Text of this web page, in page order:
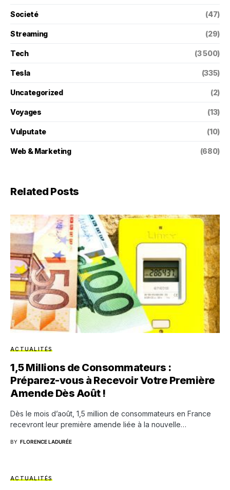
Societé (47)
Streaming (29)
Tech (3 500)
Tesla (335)
Uncategorized (2)
Voyages (13)
Vulputate (10)
Web & Marketing (680)
Related Posts
ACTUALITÉS
1,5 Millions de Consommateurs :
Préparez-vous à Recevoir Votre Première
Amende Dès Août !
Dès le mois d’août, 1,5 million de consommateurs en France
recevront leur première amende liée à la nouvelle…
BY FLORENCE LADURÉE
ACTUALITÉS